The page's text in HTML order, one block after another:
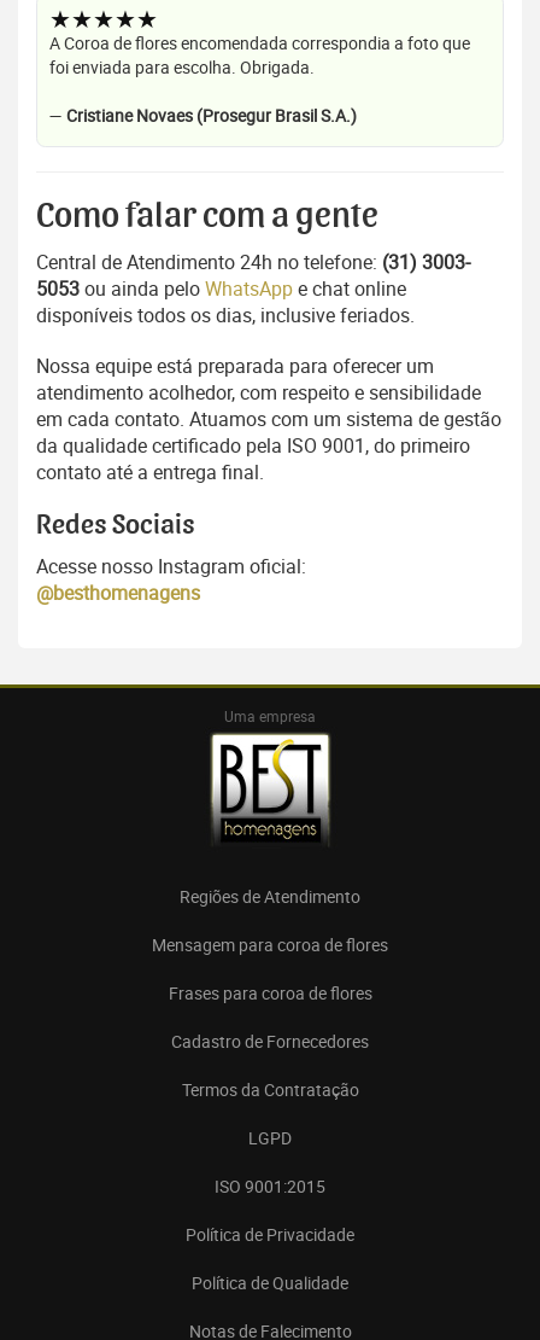
★★★★★
A Coroa de flores encomendada correspondia a foto que
foi enviada para escolha. Obrigada.
— Cristiane Novaes (Prosegur Brasil S.A.)
Como falar com a gente
Central de Atendimento 24h no telefone: (31) 3003-
5053ou ainda peloWhatsAppe chat online
disponíveis todos os dias, inclusive feriados.
Nossa equipe está preparada para oferecer um
atendimento acolhedor, com respeito e sensibilidade
em cada contato. Atuamos com um sistema de gestão
da qualidade certificado pela ISO 9001, do primeiro
contato até a entrega final.
Redes Sociais
Acesse nosso Instagram oficial:
@besthomenagens
Uma empresa
Regiões de Atendimento
Mensagem para coroa de flores
Frases para coroa de flores
Cadastro de Fornecedores
Termos da Contratação
LGPD
ISO 9001:2015
Política de Privacidade
Política de Qualidade
Notas de Falecimento